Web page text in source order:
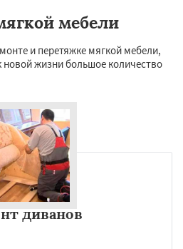
мебели
и перетяжке мягкой мебели,
жизни большое количество
диванов